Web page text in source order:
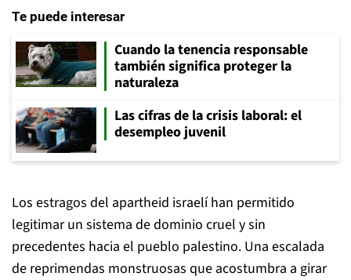
Te puede interesar
Cuando la tenencia responsable
también significa proteger la
naturaleza
Las cifras de la crisis laboral: el
desempleo juvenil
Los estragos del apartheid israelí han permitido
legitimar un sistema de dominio cruel y sin
precedentes hacia el pueblo palestino. Una escalada
de reprimendas monstruosas que acostumbra a girar